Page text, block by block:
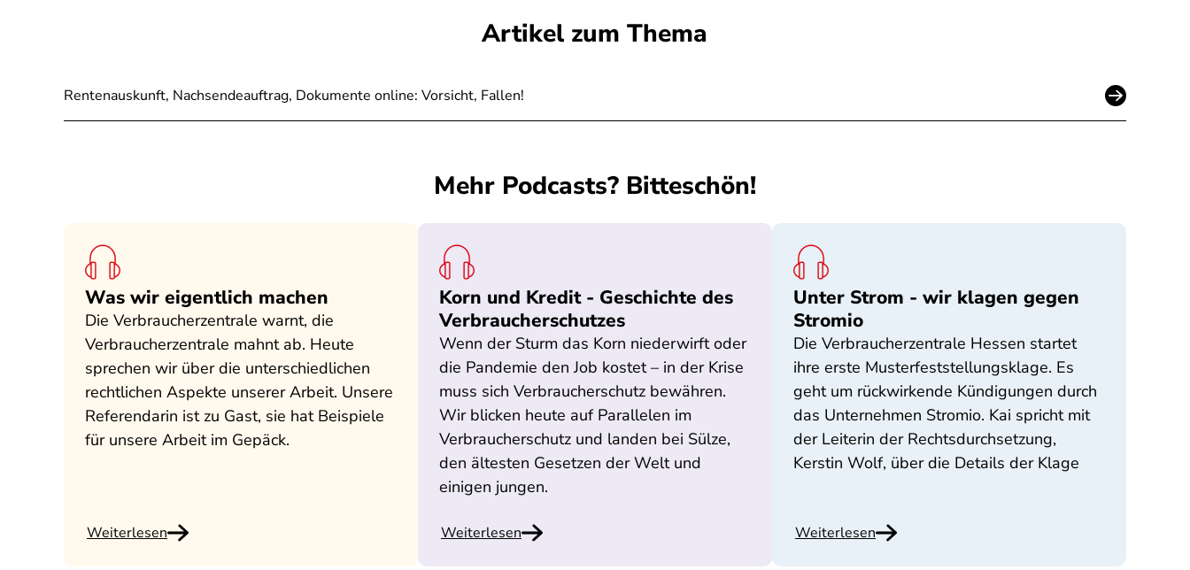
Artikel zum Thema
Rentenauskunft, Nachsendeauftrag, Dokumente online: Vorsicht, Fallen!
Mehr Podcasts? Bitteschön!
Was wir eigentlich machen
Die Verbraucherzentrale warnt, die
Verbraucherzentrale mahnt ab. Heute
sprechen wir über die unterschiedlichen
rechtlichen Aspekte unserer Arbeit. Unsere
Referendarin ist zu Gast, sie hat Beispiele
für unsere Arbeit im Gepäck.
Weiterlesen
Korn und Kredit - Geschichte des
Verbraucherschutzes
Wenn der Sturm das Korn niederwirft oder
die Pandemie den Job kostet – in der Krise
muss sich Verbraucherschutz bewähren.
Wir blicken heute auf Parallelen im
Verbraucherschutz und landen bei Sülze,
den ältesten Gesetzen der Welt und
einigen jungen.
Weiterlesen
Unter Strom - wir klagen gegen
Stromio
Die Verbraucherzentrale Hessen startet
ihre erste Musterfeststellungsklage. Es
geht um rückwirkende Kündigungen durch
das Unternehmen Stromio. Kai spricht mit
der Leiterin der Rechtsdurchsetzung,
Kerstin Wolf, über die Details der Klage
Weiterlesen